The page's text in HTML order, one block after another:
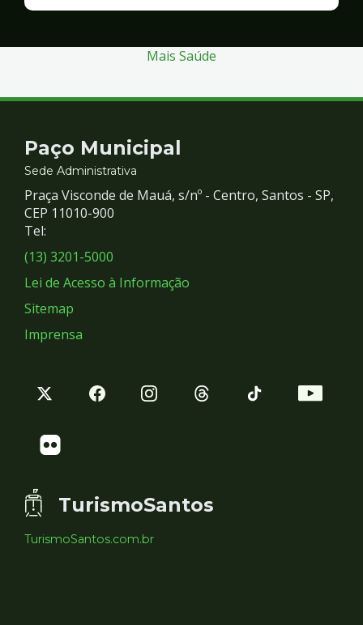
Mais Saúde
Contato
e
Redes
Sociais
Paço Municipal
Sede Administrativa
Praça Visconde de Mauá, s/nº - Centro, Santos - SP,
CEP 11010-900
Tel:
(13) 3201-5000
Lei de Acesso à Informação
Sitemap
Imprensa
TurismoSantos
TurismoSantos.com.br